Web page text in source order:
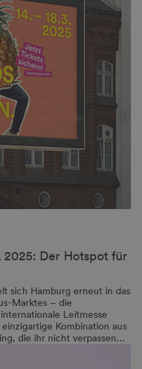
2025: Der Hotspot für
sich Hamburg erneut in das
Marktes – die
Leitmesse
Kombination aus
die ihr nicht verpassen…